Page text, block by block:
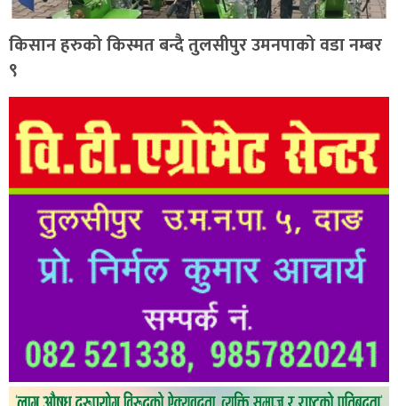
किसान हरुको किस्मत बन्दै तुलसीपुर उमनपाको वडा नम्बर
९